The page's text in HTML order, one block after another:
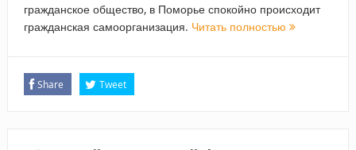
гражданское общество, в Поморье спокойно происходит
гражданская самоорганизация. Читать полностью
Share Tweet